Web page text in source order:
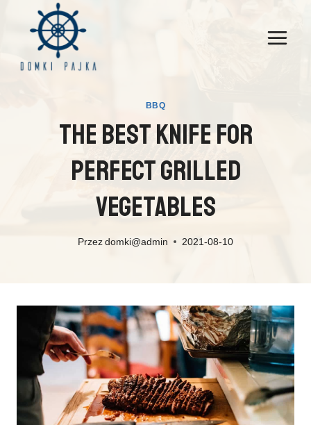
Przejdź
BBQ
The Best Knife For
Perfect Grilled
Vegetables
Przez domki@admin 2021-08-10